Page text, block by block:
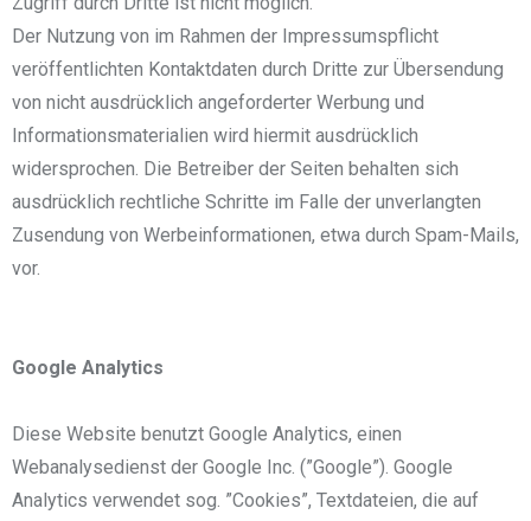
Der Nutzung von im Rahmen der Impressumspflicht
veröffentlichten Kontaktdaten durch Dritte zur Übersendung
von nicht ausdrücklich angeforderter Werbung und
Informationsmaterialien wird hiermit ausdrücklich
widersprochen. Die Betreiber der Seiten behalten sich
ausdrücklich rechtliche Schritte im Falle der unverlangten
Zusendung von Werbeinformationen, etwa durch Spam-Mails,
vor.
Google Analytics
Diese Website benutzt Google Analytics, einen
Webanalysedienst der Google Inc. (”Google”). Google
Analytics verwendet sog. ”Cookies”, Textdateien, die auf